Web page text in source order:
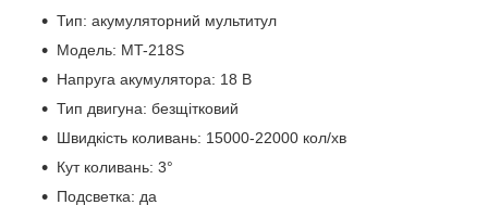
Тип: акумуляторний мультитул
Модель: MT-218S
Напруга акумулятора: 18 В
Тип двигуна: безщітковий
Швидкість коливань: 15000-22000 кол/хв
Кут коливань: 3°
Подсветка: да